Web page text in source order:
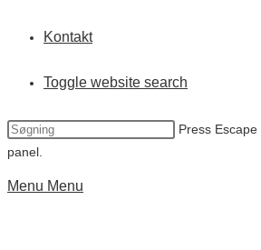
Kontakt
Toggle website search
Press
panel.
Menu Menu